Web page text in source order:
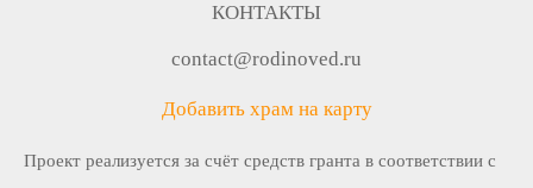
КОНТАКТЫ
contact@rodinoved.ru
Добавить храм на карту
Проект реализуется за счёт средств гранта в соответствии c